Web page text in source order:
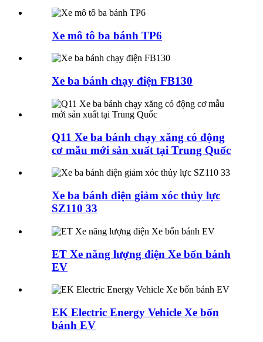
Xe mô tô ba bánh TP6
Xe ba bánh chạy điện FB130
Q11 Xe ba bánh chạy xăng có động
cơ mẫu mới sản xuất tại Trung Quốc
Xe ba bánh điện giảm xóc thủy lực
SZ110 33
ET Xe năng lượng điện Xe bốn bánh
EV
EK Electric Energy Vehicle Xe bốn
bánh EV